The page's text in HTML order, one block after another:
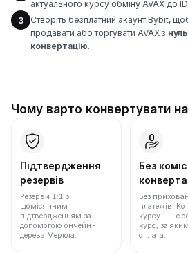
актуального курсу обміну AVAX до
3
Створіть безплатний акаунт Bybit,
продавати або торгувати AVAX з
конвертацію.
Чому варто конвертувати
Підтвердження
резервів
Резерви 1:1 зі
щомісячним
підтвердженням за
допомогою ончейн-
дерева Меркла.
Без
Без
платежів.
курсу — це
курс, за
оплата.